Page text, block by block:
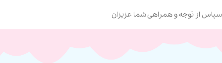
سپاس از توجه و همراهی شما عزیزان